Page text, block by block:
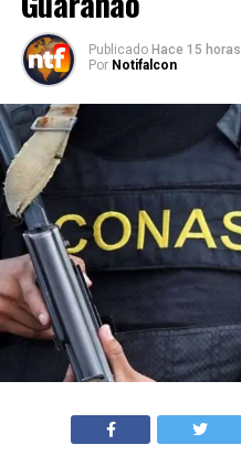
Publicado Hace 15 horas
Por Notifalcon